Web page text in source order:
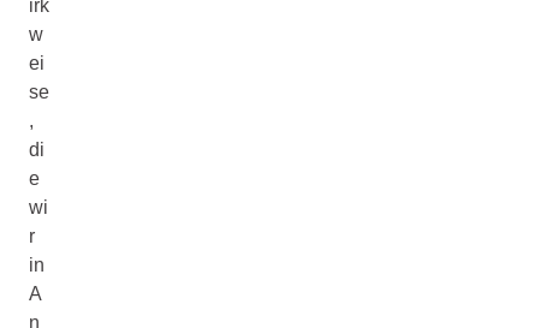
irk
w
ei
se
,
di
e
wi
r
in
A
n